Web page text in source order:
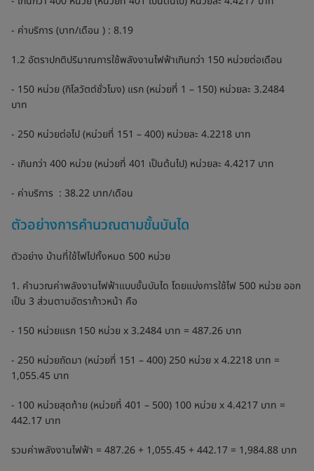
- ค่าบริการ (บาท/เดือน ) : 8.19
1.2 อัตราปกติปริมาณการใช้พลังงานไฟฟ้าเกินกว่า 150 หน่วยต่อเดือน
- 150 หน่วย (กิโลวัตต์ชั่วโมง) แรก (หน่วยที่ 1 – 150) หน่วยละ 3.2484
บาท
- 250 หน่วยต่อไป (หน่วยที่ 151 – 400) หน่วยละ 4.2218 บาท
- เกินกว่า 400 หน่วย (หน่วยที่ 401 เป็นต้นไป) หน่วยละ 4.4217 บาท
- ค่าบริการ : 38.22 บาท/เดือน
ตัวอย่างการคำนวณตามขั้นบันได
ตัวอย่าง บ้านที่ใช้ไฟไปทั้งหมด 500 หน่วย
1. คำนวณค่าพลังงานไฟฟ้าแบบขั้นบันได โดยแบ่งการใช้ไฟ 500 หน่วย ออก
เป็น 3 ส่วนตามอัตราก้าวหน้า คือ
- 150 หน่วยแรก 150 หน่วย x 3.2484 บาท = 487.26 บาท
- 250 หน่วยถัดมา (หน่วยที่ 151 – 400) 250 หน่วย x 4.2218 บาท =
1,055.45 บาท
- 100 หน่วยสุดท้าย (หน่วยที่ 401 – 500) 100 หน่วย x 4.4217 บาท =
442.17 บาท
รวมค่าพลังงานไฟฟ้า = 487.26 + 1,055.45 + 442.17 = 1,984.88 บาท